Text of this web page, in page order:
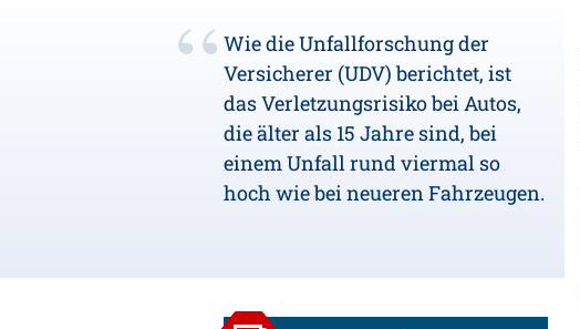
Wie die Unfallforschung der
Versicherer (UDV) berichtet, ist
das Verletzungsrisiko bei Autos,
die älter als 15 Jahre sind, bei
einem Unfall rund viermal so
hoch wie bei neueren Fahrzeugen.